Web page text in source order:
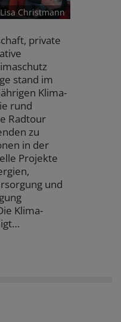
Christmann
private
stand im
Klima-
rund
Radtour
zu
in der
Projekte
und
Klima-